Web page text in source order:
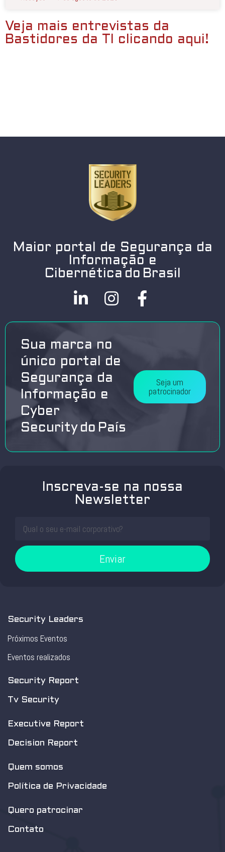
Veja mais entrevistas da
Bastidores da TI clicando aqui!
Maior portal de Segurança da
Informação e
Cibernética do Brasil
Sua marca no
único portal de
Segurança da
Informação e
Cyber
Security do País
Seja um
patrocinador
Inscreva-se na nossa
Newsletter
Enviar
Security Leaders
Próximos Eventos
Eventos realizados
Security Report
Tv Security
Executive Report
Decision Report
Quem somos
Política de Privacidade
Quero patrocinar
Contato